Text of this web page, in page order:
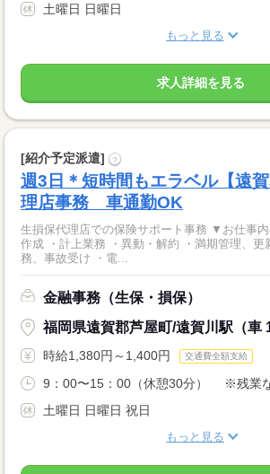
土曜日 日曜日
もっと見る
求人詳細を見る
[紹介予定派遣] ?
週3日＊短時間もエラベル【遠
理店事務 車通勤OK
生損保代理店での保険サポート事務 ▼お仕事内容 ・見積書・申込書
作成 ・計上業務 ・異動・解約 ・満期管理、更
務、事故受け ・電...
金融事務（生保・損保）
福岡県遠賀郡芦屋町/遠賀川駅（車
時給1,380円～1,400円 交通費全額支給
9：00〜15：00（休憩30分） ※残業
土曜日 日曜日 祝日
もっと見る